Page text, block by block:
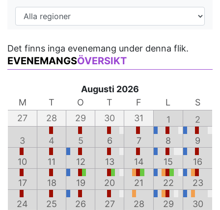
Det finns inga evenemang under denna flik.
EVENEMANGSÖVERSIKT
Augusti 2026
M
T O T F L
S
27
28 29 30 31 1 2
3 4 5 6 7 8 9
10 11 12 13 14 15 16
17 18 19 20 21 22 23
24 25 26 27 28 29
30